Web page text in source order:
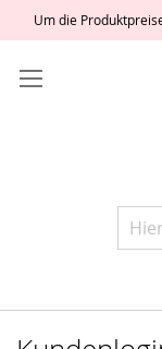
Um die
zum
Inhalt